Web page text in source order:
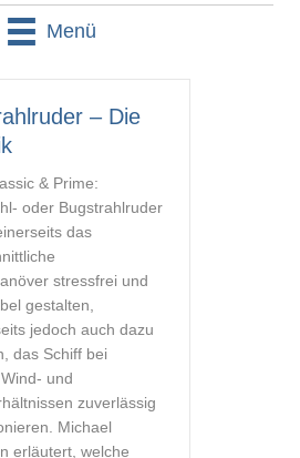
Menü
– Die
& Prime:
oder Bugstrahlruder
das
stressfrei und
gestalten,
jedoch auch dazu
das Schiff bei
und
zuverlässig
Michael
erläutert, welche